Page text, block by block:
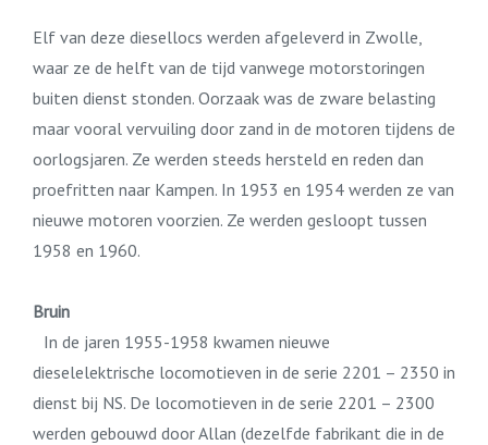
Elf van deze diesellocs werden afgeleverd in Zwolle,
waar ze de helft van de tijd vanwege motorstoringen
buiten dienst stonden. Oorzaak was de zware belasting
maar vooral vervuiling door zand in de motoren tijdens de
oorlogsjaren. Ze werden steeds hersteld en reden dan
proefritten naar Kampen. In 1953 en 1954 werden ze van
nieuwe motoren voorzien. Ze werden gesloopt tussen
1958 en 1960.
Bruin
In de jaren 1955-1958 kwamen nieuwe
dieselelektrische locomotieven in de serie 2201 – 2350 in
dienst bij NS. De locomotieven in de serie 2201 – 2300
werden gebouwd door Allan (dezelfde fabrikant die in de